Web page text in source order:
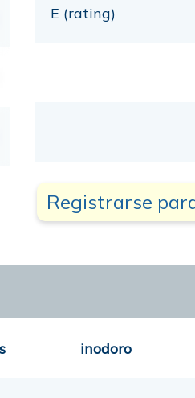
E (rating)
Registrarse
inodoro